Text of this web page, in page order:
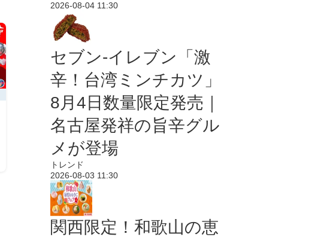
2026-08-04 11:30
セブン-イレブン「激
辛！台湾ミンチカツ」
8月4日数量限定発売｜
名古屋発祥の旨辛グル
メが登場
トレンド
2026-08-03 11:30
関西限定！和歌山の恵